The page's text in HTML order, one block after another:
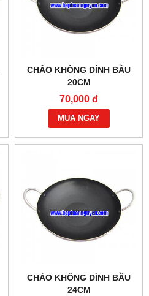
CHẢO KHÔNG DÍNH BẦU
20CM
70,000 đ
MUA NGAY
CHẢO KHÔNG DÍNH BẦU
24CM